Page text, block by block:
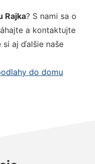
Rajka? S nami sa o
a kontaktujte
aj ďalšie naše
do domu